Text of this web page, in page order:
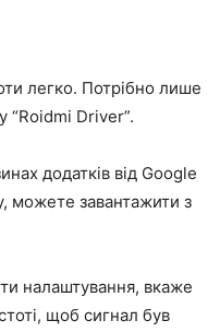
легко. Потрібно лише
“Roidmi Driver”.
додатків від Google
можете завантажити з
налаштування, вкаже
щоб сигнал був